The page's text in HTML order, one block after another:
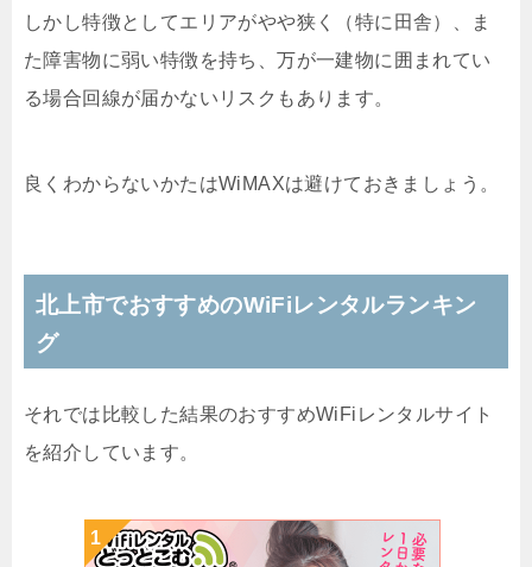
しかし特徴としてエリアがやや狭く（特に田舎）、ま
た障害物に弱い特徴を持ち、万が一建物に囲まれてい
る場合回線が届かないリスクもあります。
良くわからないかたはWiMAXは避けておきましょう。
北上市でおすすめのWiFiレンタルランキン
グ
それでは比較した結果のおすすめWiFiレンタルサイト
を紹介しています。